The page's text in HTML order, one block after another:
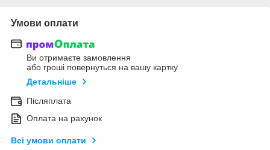
Умови оплати
Ви отримаєте замовлення
або гроші повернуться на вашу картку
Детальніше
Післяплата
Оплата на рахунок
Всі умови оплати